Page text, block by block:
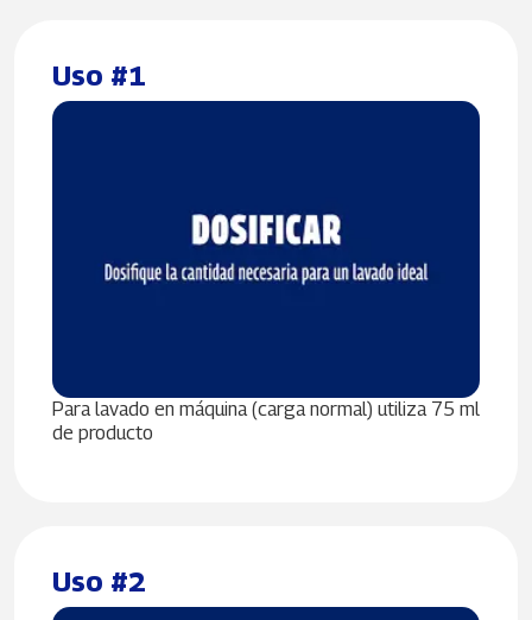
Uso #1
Para lavado en máquina (carga normal) utiliza 75 ml
de producto
Uso #2